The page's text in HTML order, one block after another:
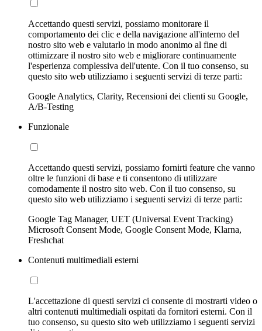
Accettando questi servizi, possiamo monitorare il
comportamento dei clic e della navigazione all'interno del
nostro sito web e valutarlo in modo anonimo al fine di
ottimizzare il nostro sito web e migliorare continuamente
l'esperienza complessiva dell'utente. Con il tuo consenso, su
questo sito web utilizziamo i seguenti servizi di terze parti:
Google Analytics, Clarity, Recensioni dei clienti su Google,
A/B-Testing
Funzionale
Accettando questi servizi, possiamo fornirti feature che vanno
oltre le funzioni di base e ti consentono di utilizzare
comodamente il nostro sito web. Con il tuo consenso, su
questo sito web utilizziamo i seguenti servizi di terze parti:
Google Tag Manager, UET (Universal Event Tracking)
Microsoft Consent Mode, Google Consent Mode, Klarna,
Freshchat
Contenuti multimediali esterni
L'accettazione di questi servizi ci consente di mostrarti video o
altri contenuti multimediali ospitati da fornitori esterni. Con il
tuo consenso, su questo sito web utilizziamo i seguenti servizi